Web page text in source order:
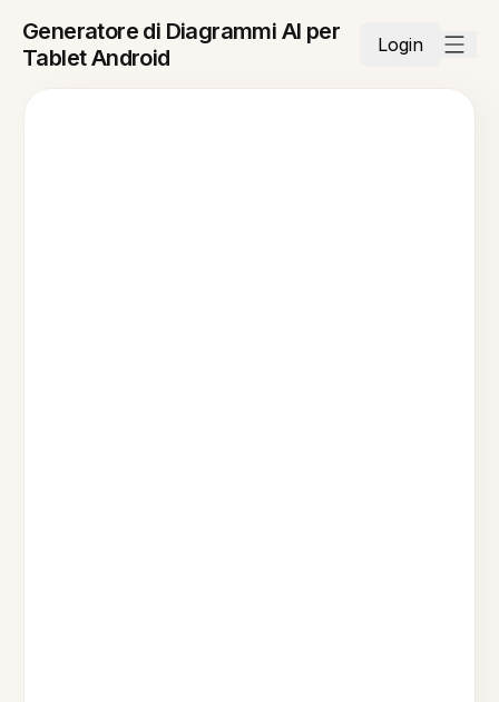
Generatore di Diagrammi AI per
Tablet Android
Login